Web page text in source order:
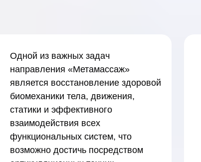
Одной из важных задач
направления «Метамассаж»
является восстановление здоровой
биомеханики тела, движения,
статики и эффективного
взаимодействия всех
функциональных систем, что
возможно достичь посредством